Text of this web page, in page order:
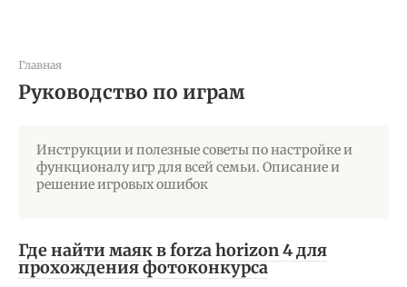
Главная
Руководство по играм
Инструкции и полезные советы по настройке и
функционалу игр для всей семьи. Описание и
решение игровых ошибок
Где найти маяк в forza horizon 4 для
прохождения фотоконкурса